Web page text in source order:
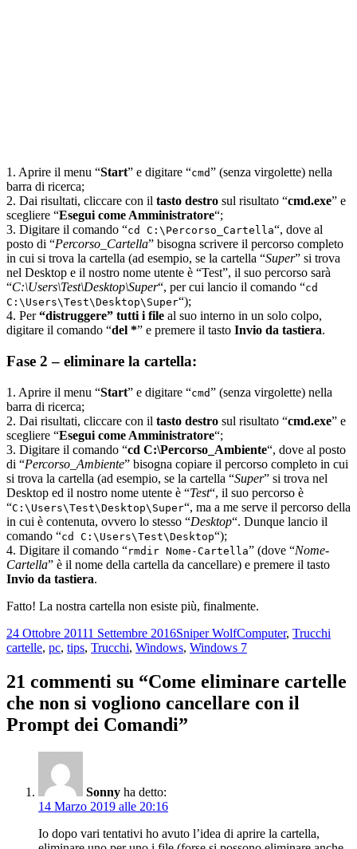
1. Aprire il menu “Start” e digitare “cmd” (senza virgolette) nella
barra di ricerca;
2. Dai risultati, cliccare con il tasto destro sul risultato “cmd.exe” e
scegliere “Esegui come Amministratore“;
3. Digitare il comando “cd C:\Percorso_Cartella“, dove al
posto di “Percorso_Cartella” bisogna scrivere il percorso completo
in cui si trova la cartella (ad esempio, se la cartella “Super” si trova
nel Desktop e il nostro nome utente è “Test”, il suo percorso sarà
“C:\Users\Test\Desktop\Super“, per cui lancio il comando “cd
C:\Users\Test\Desktop\Super“);
4. Per“distruggere” tutti i file al suo interno in un solo colpo,
digitare il comando “del *” e premere il tasto Invio da tastiera.
Fase 2 – eliminare la cartella:
1. Aprire il menu “Start” e digitare “cmd” (senza virgolette) nella
barra di ricerca;
2. Dai risultati, cliccare con il tasto destro sul risultato “cmd.exe” e
scegliere “Esegui come Amministratore“;
3. Digitare il comando “cd C:\Percorso_Ambiente“, dove al posto
di “Percorso_Ambiente” bisogna copiare il percorso completo in cui
si trova la cartella (ad esempio, se la cartella “Super” si trova nel
Desktop ed il nostro nome utente è “Test“, il suo percorso è
“C:\Users\Test\Desktop\Super“, ma a me serve il percorso della
in cui è contenuta, ovvero lo stesso “Desktop“. Dunque lancio il
comando “cd C:\Users\Test\Desktop“);
4. Digitare il comando “rmdir Nome-Cartella” (dove “Nome-
Cartella” è il nome della cartella da cancellare) e premere il tasto
Invio da tastiera.
Fatto! La nostra cartella non esiste più, finalmente.
Scritto
il
24 Ottobre 20111 Settembre 2016Autore
Sniper WolfCategorie
Computer, Trucchi
cartelle, pc, tips, Trucchi, Windows, Windows 7
21 commenti su “Come eliminare cartelle
che non si vogliono cancellare con il
Prompt dei Comandi”
Sonny ha detto:
14 Marzo 2019 alle 20:16
Io dopo vari tentativi ho avuto l’idea di aprire la cartella,